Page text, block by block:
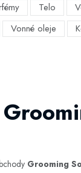
Telo
Vonné oleje
Grooming